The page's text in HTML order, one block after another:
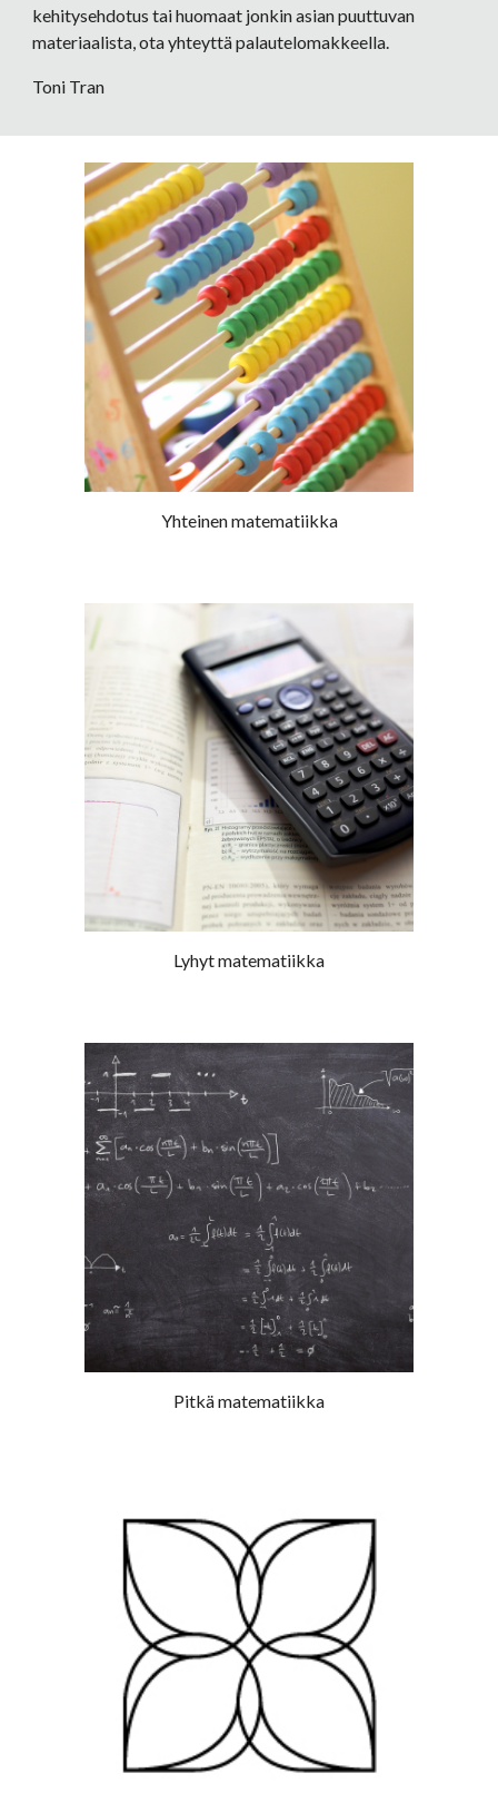
kehitysehdotus tai huomaat jonkin asian puuttuvan
materiaalista, ota yhteyttä palautelomakkeella.
Toni Tran
Yhteinen matematiikka
Lyhyt matematiikka
Pitkä matematiikka